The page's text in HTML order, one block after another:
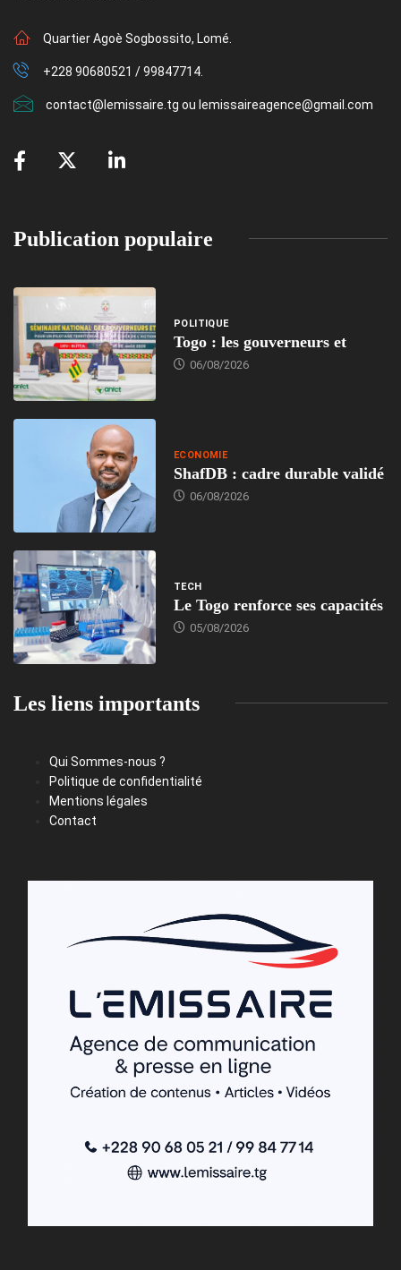
Quartier Agoè Sogbossito, Lomé.
+228 90680521 / 99847714.
contact@lemissaire.tg ou lemissaireagence@gmail.com
Publication populaire
POLITIQUE
Togo : les gouverneurs et
06/08/2026
ECONOMIE
ShafDB : cadre durable validé
06/08/2026
TECH
Le Togo renforce ses capacités
05/08/2026
Les liens importants
Qui Sommes-nous ?
Politique de confidentialité
Mentions légales
Contact